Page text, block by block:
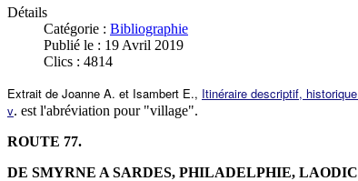
Détails
Catégorie : Bibliographie
Publié le : 19 Avril 2019
Clics : 4814
Extrait de Joanne A. et Isambert E., Itinéraire descriptif,
v. est l'abréviation pour "village".
ROUTE 77.
DE SMYRNE A SARDES, PHILADELPHIE,